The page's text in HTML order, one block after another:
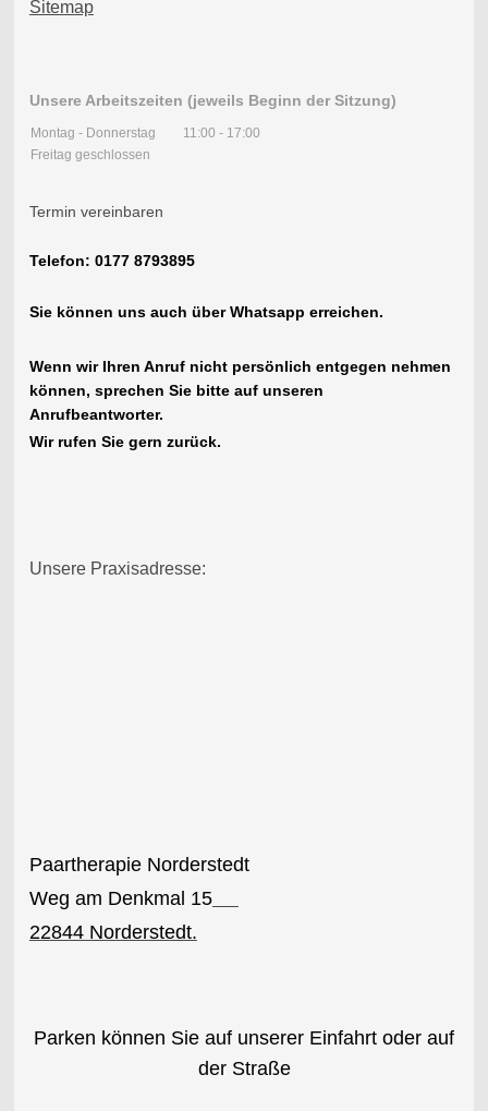
Sitemap
Unsere Arbeitszeiten (jeweils Beginn der Sitzung)
Montag - Donnerstag 11:00 - 17:00
Freitag geschlossen
Termin vereinbaren
Telefon: 0177 8793895
Sie können uns auch über Whatsapp erreichen.
Wenn wir Ihren Anruf nicht persönlich entgegen nehmen
können, sprechen Sie bitte auf unseren
Anrufbeantworter.
Wir rufen Sie gern zurück.
Unsere Praxisadresse:
Paartherapie Norderstedt
Weg am Denkmal 15
22844 Norderstedt.
Parken können Sie auf unserer Einfahrt oder auf
der Straße